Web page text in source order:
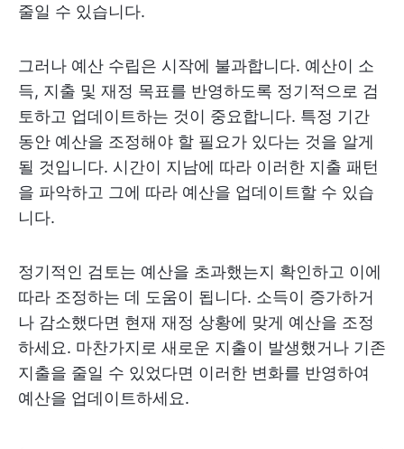
줄일 수 있습니다.
그러나 예산 수립은 시작에 불과합니다. 예산이 소
득, 지출 및 재정 목표를 반영하도록 정기적으로 검
토하고 업데이트하는 것이 중요합니다. 특정 기간
동안 예산을 조정해야 할 필요가 있다는 것을 알게
될 것입니다. 시간이 지남에 따라 이러한 지출 패턴
을 파악하고 그에 따라 예산을 업데이트할 수 있습
니다.
정기적인 검토는 예산을 초과했는지 확인하고 이에
따라 조정하는 데 도움이 됩니다. 소득이 증가하거
나 감소했다면 현재 재정 상황에 맞게 예산을 조정
하세요. 마찬가지로 새로운 지출이 발생했거나 기존
지출을 줄일 수 있었다면 이러한 변화를 반영하여
예산을 업데이트하세요.